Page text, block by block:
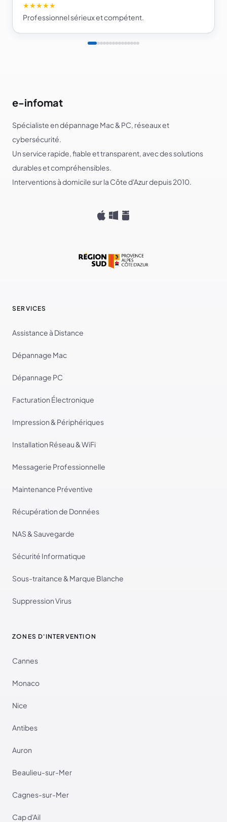
★★★★★
Professionnel sérieux et compétent.
e-infomat
Spécialiste en dépannage Mac & PC, réseaux et
cybersécurité.
Un service rapide, fiable et transparent, avec des solutions
durables et compréhensibles.
Interventions à domicile sur la Côte d'Azur depuis 2010.
SERVICES
Assistance à Distance
Dépannage Mac
Dépannage PC
Facturation Électronique
Impression & Périphériques
Installation Réseau & WiFi
Messagerie Professionnelle
Maintenance Préventive
Récupération de Données
NAS & Sauvegarde
Sécurité Informatique
Sous-traitance & Marque Blanche
Suppression Virus
ZONES D'INTERVENTION
Cannes
Monaco
Nice
Antibes
Auron
Beaulieu-sur-Mer
Cagnes-sur-Mer
Cap d'Ail